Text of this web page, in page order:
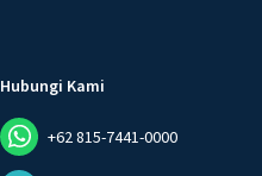
Hubungi Kami
+62 815-7441-0000